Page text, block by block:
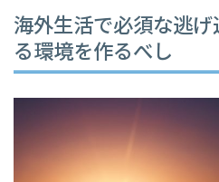
海外生活で必須な逃
る環境を作るべし